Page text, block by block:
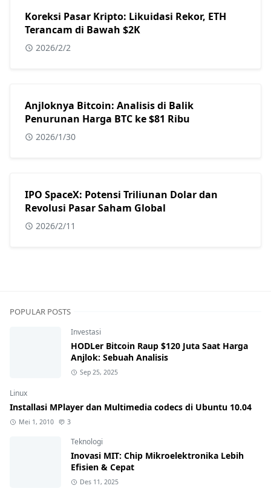
Koreksi Pasar Kripto: Likuidasi Rekor, ETH
Terancam di Bawah $2K
2026/2/2
Anjloknya Bitcoin: Analisis di Balik
Penurunan Harga BTC ke $81 Ribu
2026/1/30
IPO SpaceX: Potensi Triliunan Dolar dan
Revolusi Pasar Saham Global
2026/2/11
POPULAR POSTS
Investasi
HODLer Bitcoin Raup $120 Juta Saat Harga
Anjlok: Sebuah Analisis
Sep 25, 2025
Linux
Installasi MPlayer dan Multimedia codecs di Ubuntu 10.04
Mei 1, 2010 3
Teknologi
Inovasi MIT: Chip Mikroelektronika Lebih
Efisien & Cepat
Des 11, 2025